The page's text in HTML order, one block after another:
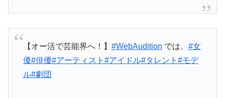
【オー活で芸能界へ！】 #WebAudition では、 #女
優#俳優#アーティスト #アイドル#タレント #モデ
ル#劇団